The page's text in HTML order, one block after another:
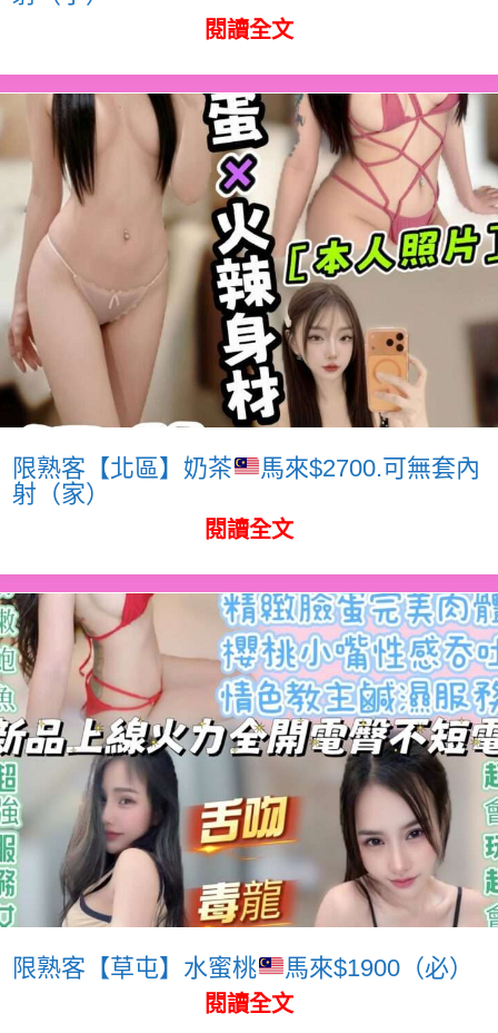
閱讀全文
限熟客【北區】奶茶
馬來$2700.可無套內
射（家）
閱讀全文
限熟客【草屯】水蜜桃 馬來$1900（必）
閱讀全文